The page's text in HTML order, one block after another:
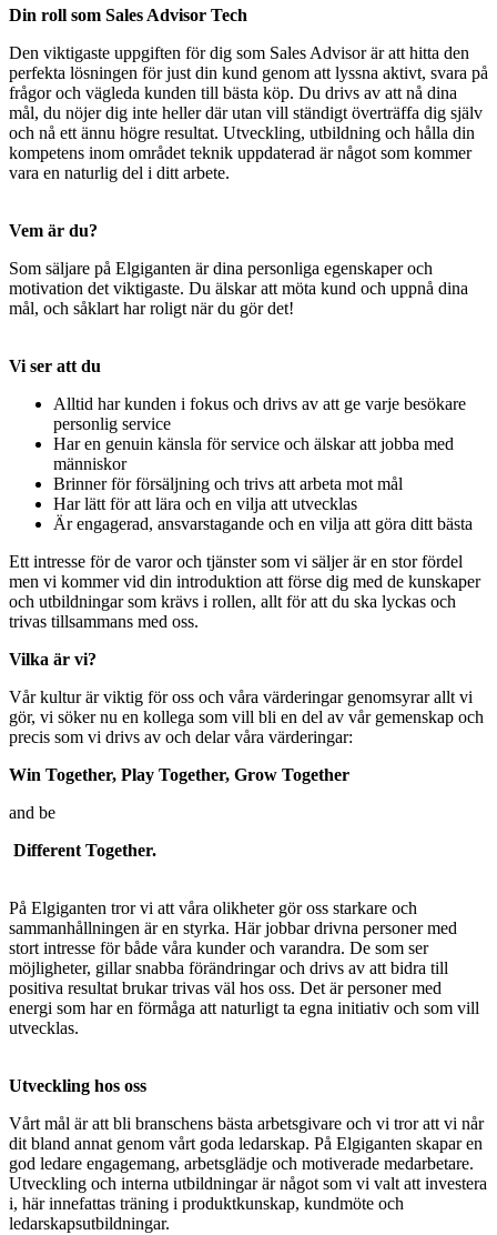
Din roll som Sales Advisor Tech
Den viktigaste uppgiften för dig som Sales Advisor är att hitta den
perfekta lösningen för just din kund genom att lyssna aktivt, svara på
frågor och vägleda kunden till bästa köp. Du drivs av att nå dina
mål, du nöjer dig inte heller där utan vill ständigt överträffa dig själv
och nå ett ännu högre resultat. Utveckling, utbildning och hålla din
kompetens inom området teknik uppdaterad är något som kommer
vara en naturlig del i ditt arbete.
Vem är du?
Som säljare på Elgiganten är dina personliga egenskaper och
motivation det viktigaste. Du älskar att möta kund och uppnå dina
mål, och såklart har roligt när du gör det!
Vi ser att du
Alltid har kunden i fokus och drivs av att ge varje besökare
personlig service
Har en genuin känsla för service och älskar att jobba med
människor
Brinner för försäljning och trivs att arbeta mot mål
Har lätt för att lära och en vilja att utvecklas
Är engagerad, ansvarstagande och en vilja att göra ditt bästa
Ett intresse för de varor och tjänster som vi säljer är en stor fördel
men vi kommer vid din introduktion att förse dig med de kunskaper
och utbildningar som krävs i rollen, allt för att du ska lyckas och
trivas tillsammans med oss.
Vilka är vi?
Vår kultur är viktig för oss och våra värderingar genomsyrar allt vi
gör, vi söker nu en kollega som vill bli en del av vår gemenskap och
precis som vi drivs av och delar våra värderingar:
Win Together, Play Together, Grow Together
and be
Different Together.
På Elgiganten tror vi att våra olikheter gör oss starkare och
sammanhållningen är en styrka. Här jobbar drivna personer med
stort intresse för både våra kunder och varandra. De som ser
möjligheter, gillar snabba förändringar och drivs av att bidra till
positiva resultat brukar trivas väl hos oss. Det är personer med
energi som har en förmåga att naturligt ta egna initiativ och som vill
utvecklas.
Utveckling hos oss
Vårt mål är att bli branschens bästa arbetsgivare och vi tror att vi når
dit bland annat genom vårt goda ledarskap. På Elgiganten skapar en
god ledare engagemang, arbetsglädje och motiverade medarbetare.
Utveckling och interna utbildningar är något som vi valt att investera
i, här innefattas träning i produktkunskap, kundmöte och
ledarskapsutbildningar.